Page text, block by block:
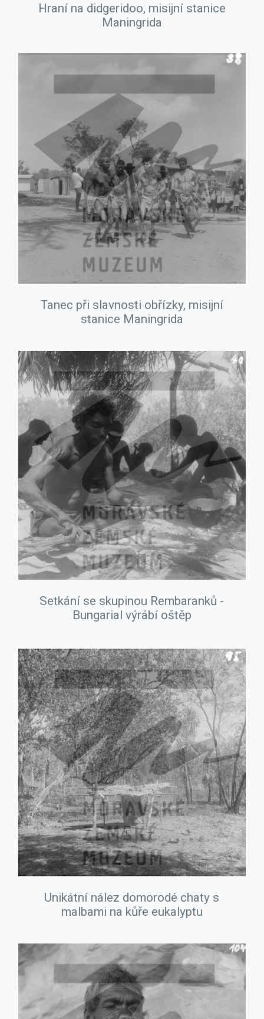
Hraní na didgeridoo, misijní stanice
Maningrida
Tanec při slavnosti obřízky, misijní
stanice Maningrida
Setkání se skupinou Rembaranků -
Bungarial výrábí oštěp
Unikátní nález domorodé chaty s
malbami na kůře eukalyptu